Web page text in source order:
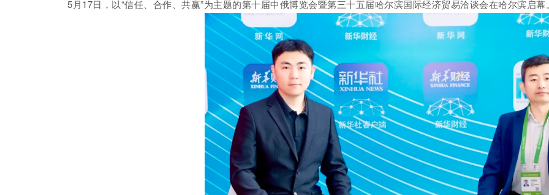
5月17日，以“信任、合作、共赢”为主题的第十届中俄博览会暨第三十五届哈尔滨国际经济贸易洽谈会在哈尔滨启幕